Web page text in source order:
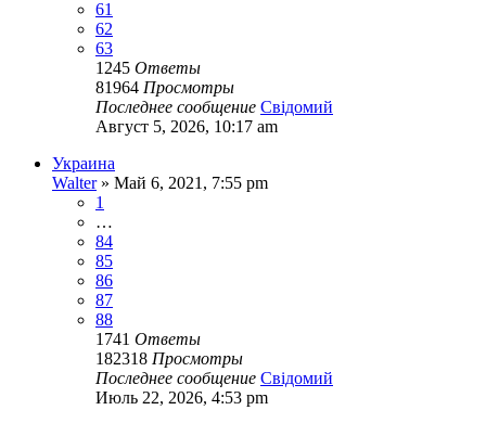
61
62
63
1245 Ответы
81964 Просмотры
Последнее сообщение Свідомий
Август 5, 2026, 10:17 am
Украина
Walter» Май 6, 2021, 7:55 pm
1
…
84
85
86
87
88
1741 Ответы
182318 Просмотры
Последнее сообщение Свідомий
Июль 22, 2026, 4:53 pm